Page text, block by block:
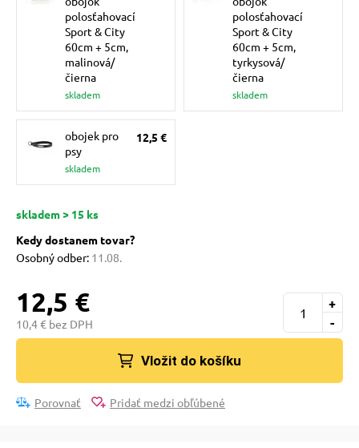
podložky
polosťahovací
Sport & City
60cm + 5cm,
malinová/
čierna
skladem
polosťahovací
Sport & City
60cm + 5cm,
tyrkysová/
čierna
skladem
obojek pro
psy
skladem
12,5 €
skladem > 15 ks
Kedy dostanem tovar?
Osobný odber: 11.08.
12,5 €
10,4 € bez DPH -
+
Vložit do košíku
Porovnať Pridať medzi obľúbené